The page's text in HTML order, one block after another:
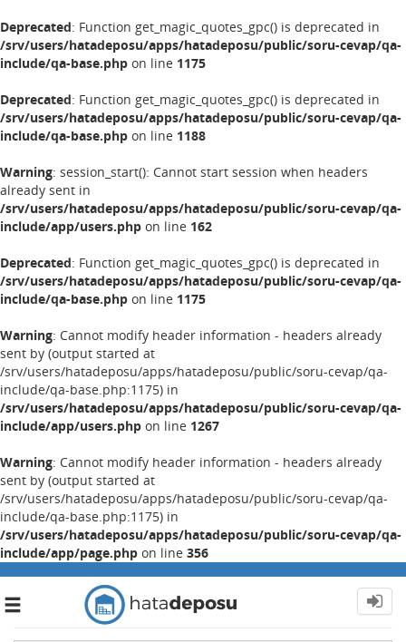
Deprecated: Function get_magic_quotes_gpc() is deprecated in
/srv/users/hatadeposu/apps/hatadeposu/public/soru-cevap/qa-
include/qa-base.php on line 1175
Deprecated: Function get_magic_quotes_gpc() is deprecated in
/srv/users/hatadeposu/apps/hatadeposu/public/soru-cevap/qa-
include/qa-base.php on line 1188
Warning: session_start(): Cannot start session when headers
already sent in
/srv/users/hatadeposu/apps/hatadeposu/public/soru-cevap/qa-
include/app/users.php on line 162
Deprecated: Function get_magic_quotes_gpc() is deprecated in
/srv/users/hatadeposu/apps/hatadeposu/public/soru-cevap/qa-
include/qa-base.php on line 1175
Warning: Cannot modify header information - headers already
sent by (output started at
/srv/users/hatadeposu/apps/hatadeposu/public/soru-cevap/qa-
include/qa-base.php:1175) in
/srv/users/hatadeposu/apps/hatadeposu/public/soru-cevap/qa-
include/app/users.php on line 1267
Warning: Cannot modify header information - headers already
sent by (output started at
/srv/users/hatadeposu/apps/hatadeposu/public/soru-cevap/qa-
include/qa-base.php:1175) in
/srv/users/hatadeposu/apps/hatadeposu/public/soru-cevap/qa-
include/app/page.php on line 356
Toggle